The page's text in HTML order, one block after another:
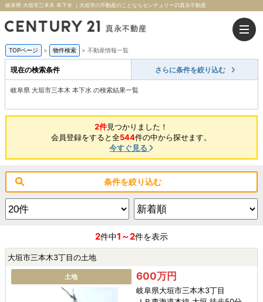
岐阜県 大垣市三本木 本下水 ｜大垣市の不動産のことならセンチュリー21真永不動産
TOPページ > 物件検索 > 不動産情報一覧
現在の検索条件 さらに条件を絞り込む
岐阜県 大垣市三本木 本下水 の検索結果一覧
2件見つかりました！
会員登録をすると全544件の中から探せます。
今すぐ見る
条件を絞り込む
2件中1～2件を表示
大垣市三本木3丁目の土地
土地 600万円
岐阜県大垣市三本木3丁目